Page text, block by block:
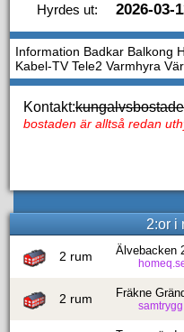
Hyrdes ut: 2026-03-
Information Badkar Balkong
Kabel-TV Tele2 Varmhyra
Kontakt:
bostaden är alltså redan
2:or i
2 rum Älvebacken
2 rum Fräkne